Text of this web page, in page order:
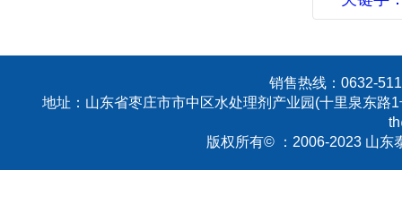
销售热线：0632-
地址：山东省枣庄市市中区水处理剂产业园(十里泉东路
版权所有© ：2006-2023 山东